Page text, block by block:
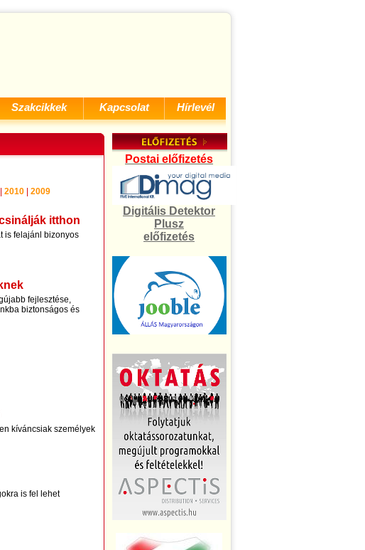
Szakcikkek Kapcsolat Hírlevél
2010
2009
itthon
is felajánl bizonyos
fejlesztése,
biztonságos és
kíváncsiak személyek
is fel lehet
Postai előfizetés
Digitális Detektor
Plusz
előfizetés